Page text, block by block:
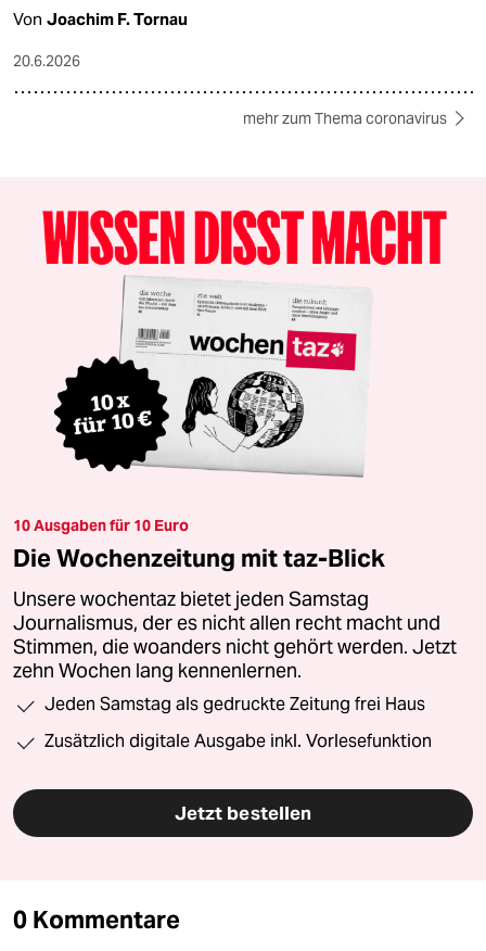
Von Joachim F. Tornau
20.6.2026
mehr zum Thema coronavirus
10 Ausgaben für 10 Euro
Die Wochenzeitung mit taz-Blick
Unsere wochentaz bietet jeden Samstag
Journalismus, der es nicht allen recht macht und
Stimmen, die woanders nicht gehört werden. Jetzt
zehn Wochen lang kennenlernen.
Jeden Samstag als gedruckte Zeitung frei Haus
Zusätzlich digitale Ausgabe inkl. Vorlesefunktion
Jetzt bestellen
0 Kommentare